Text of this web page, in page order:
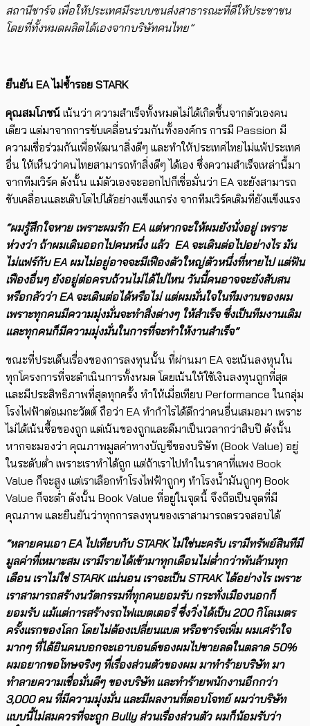
สถานีชาร์จ เพื่อให้ประเทศมีระบบขนส่งสาธารณะที่ดีให้ประชาชน
โดยที่ทั้งหมดผลิตได้เองจากบริษัทคนไทย”
ยืนยัน EA ไม่ซ้ำรอย STARK
คุณสมโภชน์ เน้นว่า ความสำเร็จทั้งหมดไม่ได้เกิดขึ้นจากตัวเองคน
เดียว แต่มาจากการขับเคลื่อนร่วมกันทั้งองค์กร การมี​ Passion มี
ความเชื่อร่วมกันเพื่อพัฒนาสิ่งดีๆ และ​ทำให้ประเทศไทยไม่แพ้ประเทศ
อื่น ให้เห็นว่าคนไทย​สามารถทำสิ่งดีๆ ได้เอง ซึ่งความสำเร็จเหล่านี้มา
จากทีมเวิร์ค ดังนั้น แม้ตัวเองจะออกไปก็เชื่อมั่นว่า EA จะยังสามารถ
ขับเคลื่อนและเติบโตไปได้อย่างแข็งแกร่ง จากทีมเวิร์คเดิมที่ยังแข็งแรง
“ผมรู้สึกใจหาย เพราะผมรัก EA แต่หากจะให้​ผมยังนั่งอยู่ เพราะ
ห่วงว่า ถ้าผมเดินออกไปคนหนึ่ง แล้ว EA จะเดินต่อไปอย่างไร มัน
ไม่แฟร์กับ EA ผมไม่อยู่อาจจะมีเฟืองตัวใหญ่ตัวหนึ่งที่หายไป แต่ฟัน
เฟืองอื่นๆ ยังอยู่ต่อครบถ้วนไม่ได้ไปไหน ​วันนี้คนอาจจะยังสับสน
หรือกลัวว่า EA จะเดินต่อได้หรือไม่ แต่ผมมั่นใจในทีมงานของผม
เพราะทุกคนมีความมุ่งมั่นจะทำสิ่งต่างๆ ให้สำเร็จ ซึ่งเป็นทีมงาน​​เดิม
และทุกคนก็มีความมุ่งมั่นในการที่จะทำให้งานสำเร็จ”
ขณะที่ประเด็นเรื่องของการลงทุนนั้น ที่ผ่านมา EA จะเน้นลงทุนใน
ทุกโครงการที่จะดำเนินการทั้งหมด โดยเน้น​ให้ใช้เงินลงทุนถูกที่สุด
และมีประสิทธิภาพที่สุดทุกครั้ง ทำให้เมื่อเทียบ Performance ​ในกลุ่ม
โรงไฟฟ้าต่อเมกะวัตต์ ถือว่า EA ทำกำไรได้ดีกว่าคนอื่นเสมอมา เพราะ
ไม่ได้เน้นซื้อของถูก แต่เน้นของถูกและดีมาเป็นเวลากว่าสิบปี ดังนั้น
หากจะมองว่า คุณภาพมูลค่าทางบัญชีของบริษัท (Book Value) อยู่
ในระดับต่ำ เพราะเราทำได้ถูก แต่ถ้าเราไปทำในราคาที่แพง Book
Value ก็จะสูง แต่เราเลือกทำโรงไฟฟ้าถูกๆ ​ทำโรงน้ำมันถูกๆ Book
Value ก็จะต่ำ ดังนั้น Book Value ที่อยู่ในจุดนี้ จึงถือเป็นจุดที่มี
คุณภาพ และยืนยันว่าทุกการลงทุนของเราสามารถตรวจสอบได้
“หลายคนเอา EA ไปเทียบกับ STARK ไม่ใช่นะครับ เรามีทรัพย์สินทีมี
มูลค่าที่เหมาะสม เรามีรายได้เข้ามาทุกเดือนไม่ต่ำกว่าพันล้านทุก
เดือน เราไม่ใช่ STARK แน่นอน เราจะเป็น STRAK ได้อย่างไร เพราะ
เราสามารถสร้างนวัตกรรมที่ทุกคนยอมรับ กระทั่งเมืองนอกก็
ยอมรับ แม้แต่การสร้างรถไฟแบตเตอรี่ ซึ่งวิ่งได้เป็น 200 กิโลเมตร
ครั้งแรกของโลก โดยไม่ต้องเปลี่ยนแบต หรือชาร์จเพิ่ม ผมเศร้าใจ
มากๆ ที่ได้ยินคนบอกจะเอาบอนด์ของผมไปขายลดในตลาด 50%
ผมอยากขอโทษจริงๆ ที่เรื่องส่วนตัวของผม มาทำร้ายบริษัท มา
ทำลายความเชื่อมั่นดีๆ ของบริษัท และทำร้ายพนักงานอีกกว่า
3,000 คน ที่มีความมุ่งมั่น และมีผลงานที่ตอบโจทย์ ผมว่าบริษัท
แบบนี้ไม่สมควรที่จะถูก Bully ส่วนเรื่องส่วนตัว ผมก็น้อมรับว่า